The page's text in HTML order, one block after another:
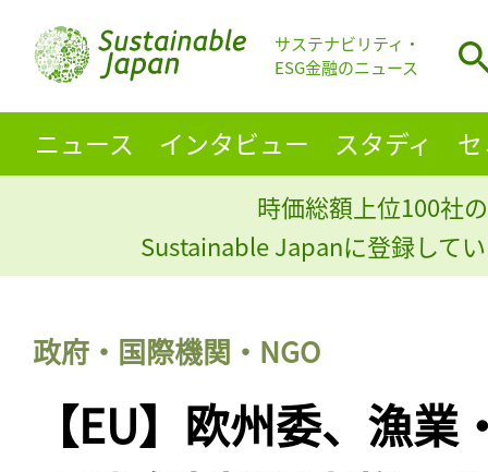
サステナビリティ・
ESG金融のニュース
ニュース インタビュー スタディ
時価総額上位100社
Sustainable Japanに登録して
政府・国際機関・NGO
【EU】欧州委、漁